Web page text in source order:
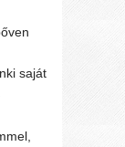
saját